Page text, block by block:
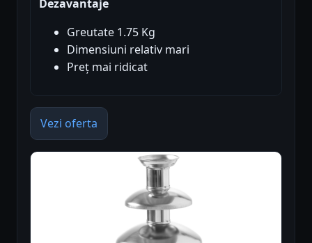
Dezavantaje
Greutate 1.75 Kg
Dimensiuni relativ mari
Preț mai ridicat
Vezi oferta